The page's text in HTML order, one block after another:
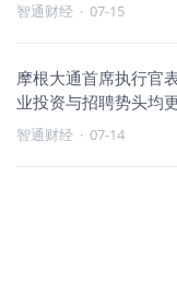
智通财经 · 07-15
摩根大通首席执行官
业投资与招聘势头均
智通财经 · 07-14